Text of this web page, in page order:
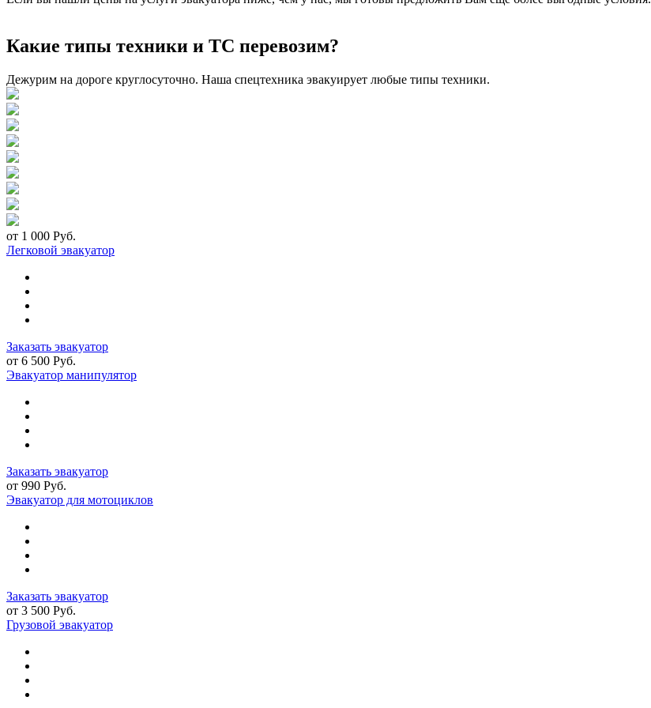
Какие типы техники и ТС перевозим?
Дежурим на дороге круглосуточно. Наша спецтехника эвакуирует любые типы техники.
от 1 000 Руб.
Легковой эвакуатор
Заказать эвакуатор
от 6 500 Руб.
Эвакуатор манипулятор
Заказать эвакуатор
от 990 Руб.
Эвакуатор для мотоциклов
Заказать эвакуатор
от 3 500 Руб.
Грузовой эвакуатор